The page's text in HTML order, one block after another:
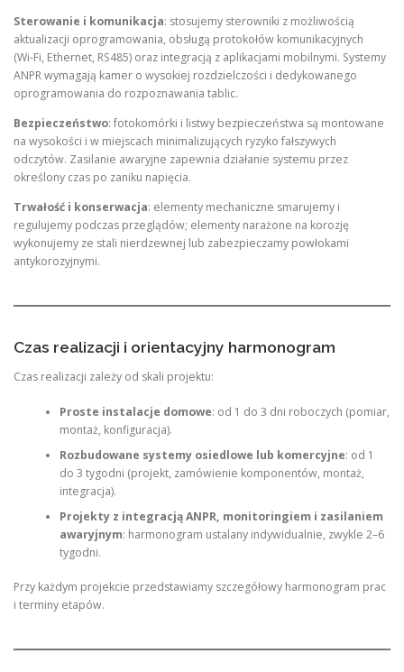
Sterowanie i komunikacja: stosujemy sterowniki z możliwością
aktualizacji oprogramowania, obsługą protokołów komunikacyjnych
(Wi‑Fi, Ethernet, RS485) oraz integracją z aplikacjami mobilnymi. Systemy
ANPR wymagają kamer o wysokiej rozdzielczości i dedykowanego
oprogramowania do rozpoznawania tablic.
Bezpieczeństwo: fotokomórki i listwy bezpieczeństwa są montowane
na wysokości i w miejscach minimalizujących ryzyko fałszywych
odczytów. Zasilanie awaryjne zapewnia działanie systemu przez
określony czas po zaniku napięcia.
Trwałość i konserwacja: elementy mechaniczne smarujemy i
regulujemy podczas przeglądów; elementy narażone na korozję
wykonujemy ze stali nierdzewnej lub zabezpieczamy powłokami
antykorozyjnymi.
Czas realizacji i orientacyjny harmonogram
Czas realizacji zależy od skali projektu:
Proste instalacje domowe: od 1 do 3 dni roboczych (pomiar,
montaż, konfiguracja).
Rozbudowane systemy osiedlowe lub komercyjne: od 1
do 3 tygodni (projekt, zamówienie komponentów, montaż,
integracja).
Projekty z integracją ANPR, monitoringiem i zasilaniem
awaryjnym: harmonogram ustalany indywidualnie, zwykle 2–6
tygodni.
Przy każdym projekcie przedstawiamy szczegółowy harmonogram prac
i terminy etapów.